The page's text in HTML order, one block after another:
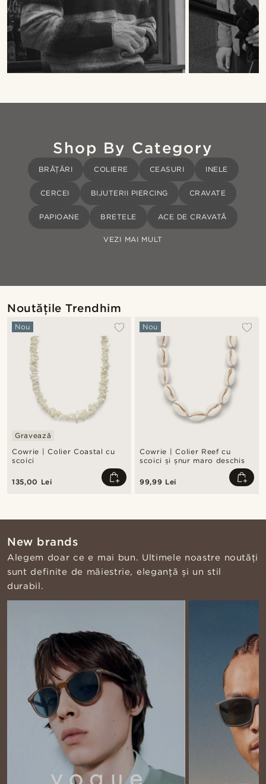
Shop By Category
BRĂȚĂRI COLIERE CEASURI INELE
CERCEI BIJUTERII PIERCING CRAVATE
PAPIOANE BRETELE ACE DE CRAVATĂ
VEZI MAI MULT
Noutățile Trendhim
Cowrie | Colier Coastal cu
scoici
Nou
Gravează
135,00 Lei
Cowrie | Colier Reef cu
scoici și șnur maro deschis
Nou
99,99 Lei
New brands
Alegem doar ce e mai bun. Ultimele noastre noutăți
sunt definite de măiestrie, eleganță și un stil
durabil.